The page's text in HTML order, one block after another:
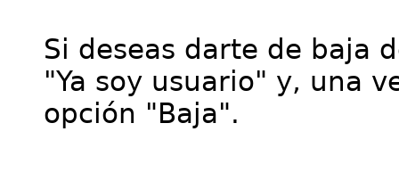
Si deseas darte de baja
"Ya soy usuario" y, una
opción "Baja".